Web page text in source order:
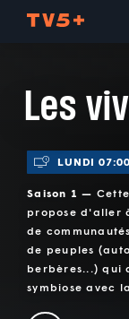
Les
LUNDI 07:00
Saison 1 —
propose d'aller
de
de peuples
berbères...) qui
symbiose avec